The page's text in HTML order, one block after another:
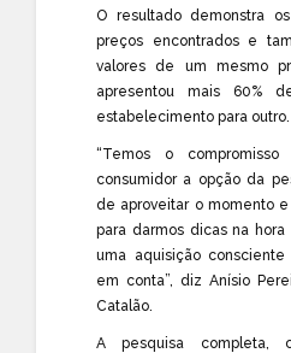
O resultado demonstra
preços encontrados e
valores de um mesmo
apresentou mais 60%
estabelecimento para outro.
“Temos o
consumidor a opção da
de aproveitar o momento
para darmos dicas na
uma aquisição
em conta”, diz Anísio
Catalão.
A pesquisa completa,